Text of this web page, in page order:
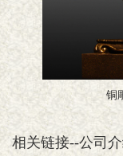
铜
相关链接--公司